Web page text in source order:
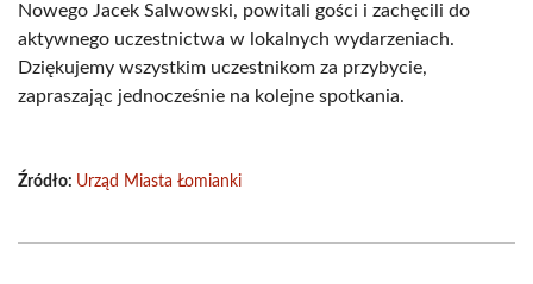
Nowego Jacek Salwowski, powitali gości i zachęcili do
aktywnego uczestnictwa w lokalnych wydarzeniach.
Dziękujemy wszystkim uczestnikom za przybycie,
zapraszając jednocześnie na kolejne spotkania.
Źródło: Urząd Miasta Łomianki